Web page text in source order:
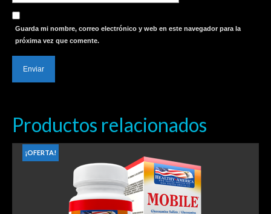
Guarda mi nombre, correo electrónico y web en este navegador para la
próxima vez que comente.
Productos relacionados
¡OFERTA!